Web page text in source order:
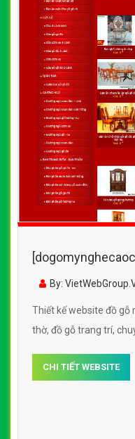
gỗ mỹ nghệ cao
By:
Thiết kế website đồ gỗ
thờ, đồ gỗ trang trí,
CHI TIẾT WEBSITE